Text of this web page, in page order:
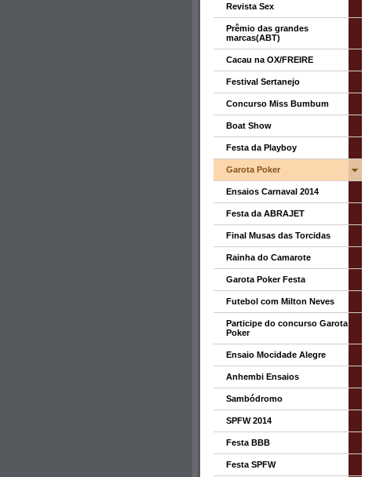
Revista Sex
Prêmio das grandes
marcas(ABT)
Cacau na OX/FREIRE
Festival Sertanejo
Concurso Miss Bumbum
Boat Show
Festa da Playboy
Garota Poker
Ensaios Carnaval 2014
Festa da ABRAJET
Final Musas das Torcidas
Rainha do Camarote
Garota Poker Festa
Futebol com Milton Neves
Participe do concurso Garota
Poker
Ensaio Mocidade Alegre
Anhembi Ensaios
Sambódromo
SPFW 2014
Festa BBB
Festa SPFW